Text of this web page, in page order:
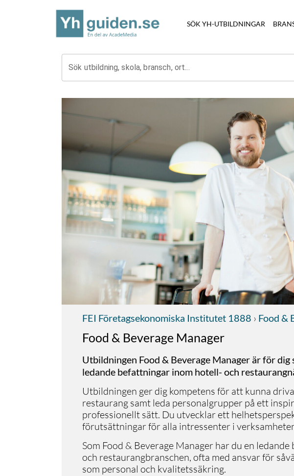
SÖK YH-UTBILDNINGAR
Sök utbildning, skola, bransch, ort...
FEI Företagsekonomiska Institutet 1888 › Food &
Food & Beverage Manager
Utbildningen Food & Beverage Manager är för dig
ledande befattningar inom hotell- och
Utbildningen ger dig kompetens för att kunna
restaurang samt leda personalgrupper på ett
professionellt sätt. Du utvecklar ett
förutsättningar för alla intressenter i
Som Food & Beverage Manager har du en
och restaurangbranschen, ofta med ansvar för
som personal och kvalitetssäkring.